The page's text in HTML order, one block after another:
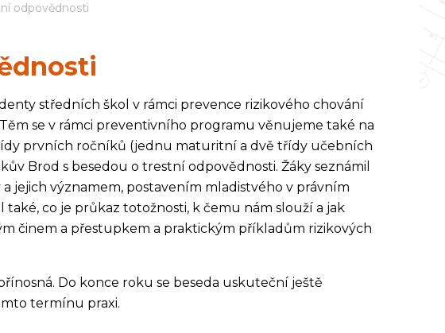
Bechyně
odpovědnosti
středních škol v rámci prevence rizikového chování
se v rámci preventivního programu věnujeme také na
prvních ročníků (jednu maturitní a dvě třídy učebních
Brod s besedou o trestní odpovědnosti. Žáky seznámil
jejich významem, postavením mladistvého v právním
co je průkaz totožnosti, k čemu nám slouží a jak
činem a přestupkem a praktickým příkladům rizikových
Do konce roku se beseda uskuteční ještě
termínu praxi.